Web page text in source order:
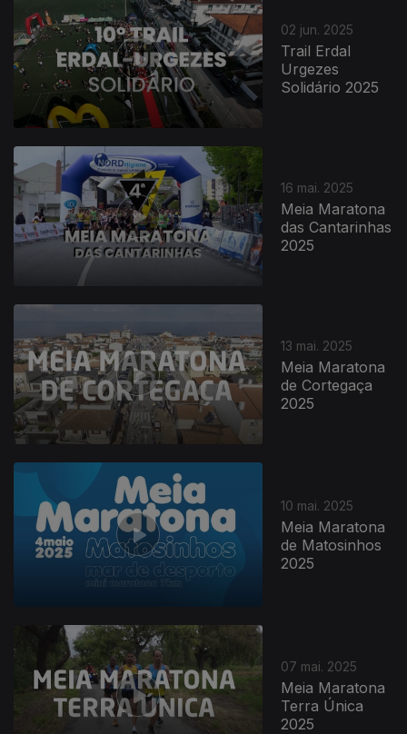
02 jun. 2025
Trail Erdal
Urgezes
Solidário 2025
16 mai. 2025
Meia Maratona
das Cantarinhas
2025
13 mai. 2025
Meia Maratona
de Cortegaça
2025
10 mai. 2025
Meia Maratona
de Matosinhos
2025
07 mai. 2025
Meia Maratona
Terra Única
2025